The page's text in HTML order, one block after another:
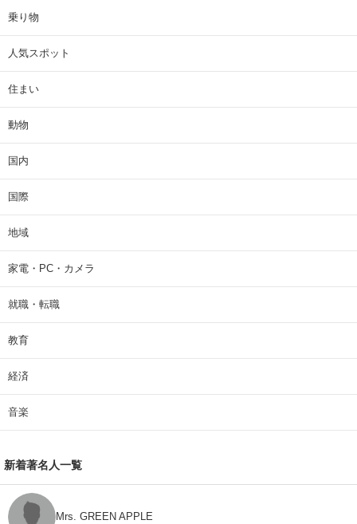
乗り物
人気スポット
住まい
動物
国内
国際
地域
家電・PC・カメラ
就職・転職
教育
経済
音楽
新着著名人一覧
Mrs. GREEN APPLE